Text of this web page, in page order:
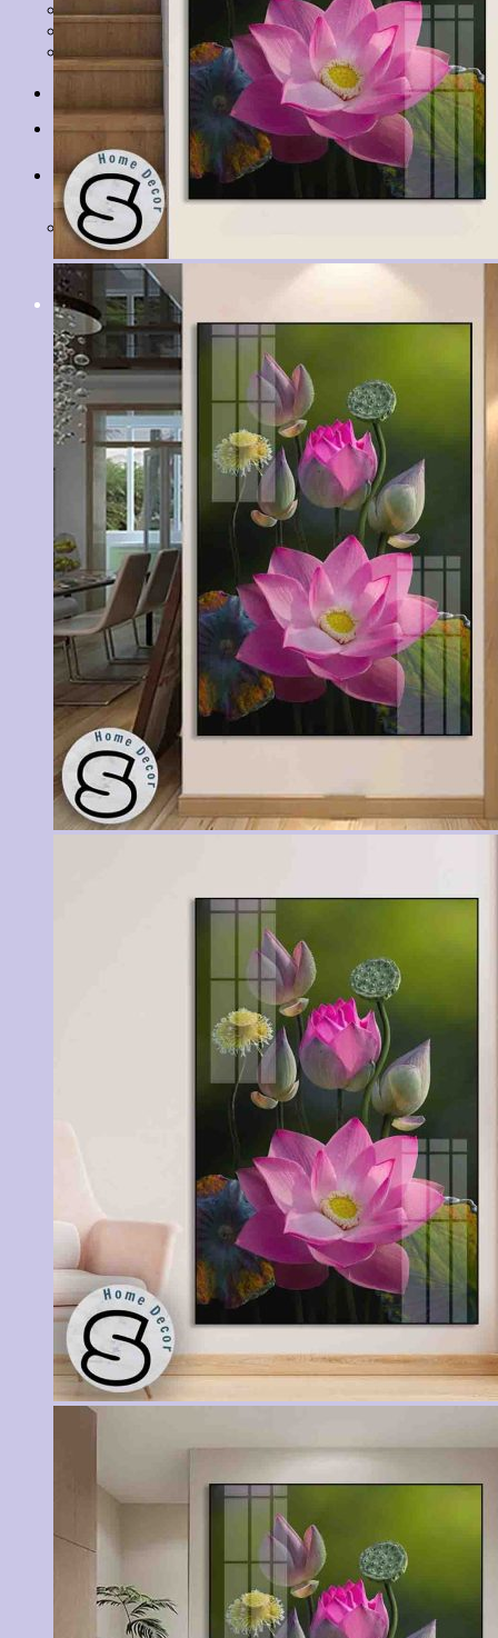
Tranh Lá Cây
Tranh Cá Chép
Tranh Đồng Quê
Tranh Thuỷ Mặc
Tranh Con Hổ
Tin tức
Liên hệ
Giỏ hàng
Chưa có sản phẩm trong giỏ hàng.
kiếm: